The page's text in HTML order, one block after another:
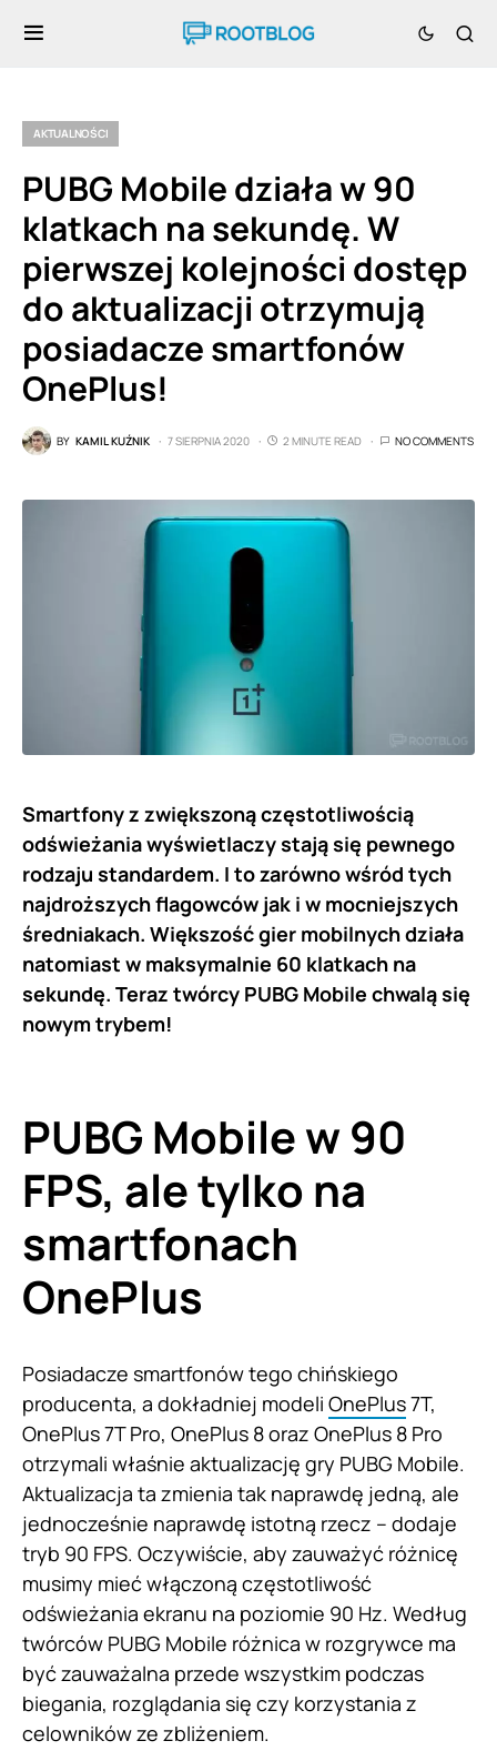
AKTUALNOŚCI
PUBG Mobile działa w 90
klatkach na sekundę. W
pierwszej kolejności dostęp
do aktualizacji otrzymują
posiadacze smartfonów
OnePlus!
BY KAMIL KUŹNIK 7 SIERPNIA 2020 2 MINUTE READ NO COMMENTS
Smartfony z zwiększoną częstotliwością
odświeżania wyświetlaczy stają się pewnego
rodzaju standardem. I to zarówno wśród tych
najdroższych flagowców jak i w mocniejszych
średniakach. Większość gier mobilnych działa
natomiast w maksymalnie 60 klatkach na
sekundę. Teraz twórcy PUBG Mobile chwalą się
nowym trybem!
PUBG Mobile w 90
FPS, ale tylko na
smartfonach
OnePlus
Posiadacze smartfonów tego chińskiego
producenta, a dokładniej modeli OnePlus7T,
OnePlus 7T Pro, OnePlus 8 oraz OnePlus 8 Pro
otrzymali właśnie aktualizację gry PUBG Mobile.
Aktualizacja ta zmienia tak naprawdę jedną, ale
jednocześnie naprawdę istotną rzecz – dodaje
tryb 90 FPS. Oczywiście, aby zauważyć różnicę
musimy mieć włączoną częstotliwość
odświeżania ekranu na poziomie 90 Hz. Według
twórców PUBG Mobile różnica w rozgrywce ma
być zauważalna przede wszystkim podczas
biegania, rozglądania się czy korzystania z
celowników ze zbliżeniem.